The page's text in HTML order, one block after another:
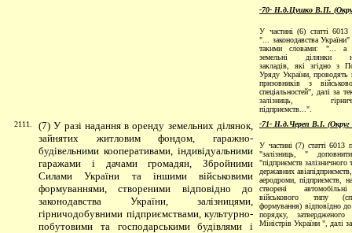
-70- Н.д.Цушко В.П.
У частині (6) статті 6013
"... законодавства
такими словами: "... а
земельні ділянки
закладів, які згідно з
Уряду України, проводять
призовників з
спеціальностей", далі за
залізниць,
підприємств...".
2111.
(7) У разі надання в оренду земельних ділянок,
зайнятих житловим фондом, гаражно-
будівельними кооперативами, індивідуальними
гаражами і дачами громадян, Збройними
Силами України та іншими військовими
формуваннями, створеними відповідно до
законодавства України, залізницями,
гірничодобувними підприємствами, культурно-
побутовими та господарськими будівлями і
-71- Н.д.Череп В.І.
У частині (7) статті 6013
"залізниць, "
"підприємств залізничного
державних
аеродроми, підприємств,
створені
військового типу
формування) відповідно до
порядку, затвердженого
Міністрів України ", далі